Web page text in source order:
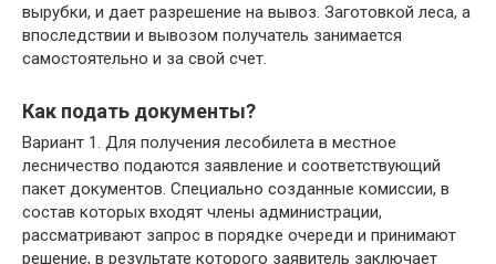
вырубки, и дает разрешение на вывоз. Заготовкой леса, а
впоследствии и вывозом получатель занимается
самостоятельно и за свой счет.
Как подать документы?
Вариант 1. Для получения лесобилета в местное
лесничество подаются заявление и соответствующий
пакет документов. Специально созданные комиссии, в
состав которых входят члены администрации,
рассматривают запрос в порядке очереди и принимают
решение, в результате которого заявитель заключает